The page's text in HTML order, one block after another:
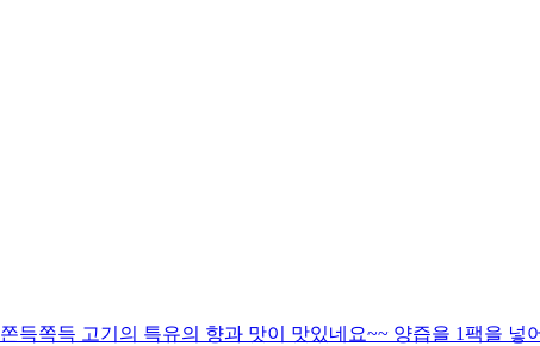
득쪽득 고기의 특유의 향과 맛이 맛있네요~~ 양즙을 1팩을